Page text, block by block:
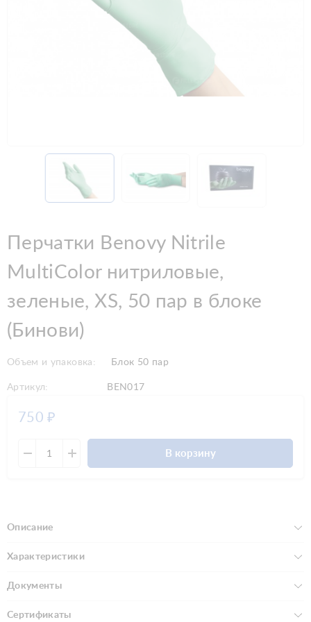
Перчатки Benovy Nitrile
MultiColor нитриловые,
зеленые, XS, 50 пар в блоке
(Бинови)
Объем и упаковка: Блок 50 пар
Артикул: BEN017
750₽
В корзину
Описание
Характеристики
Документы
Сертификаты